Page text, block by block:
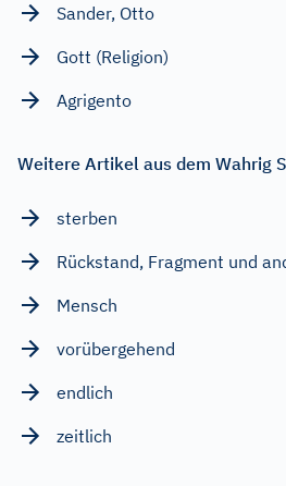
Sander, Otto
Gott (Religion)
Agrigento
Weitere Artikel aus dem Wahrig
sterben
Rückstand, Fragment und
Mensch
vorübergehend
endlich
zeitlich